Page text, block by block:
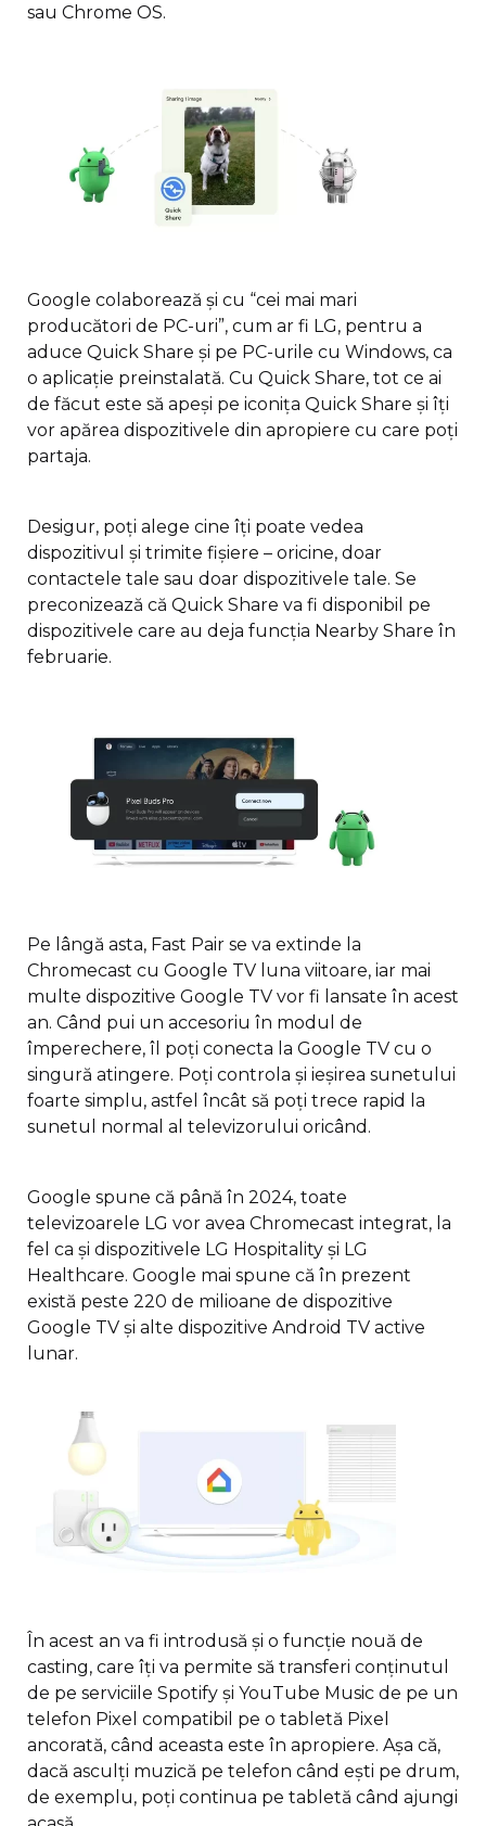
sau Chrome OS.
Google colaborează și cu “cei mai mari
producători de PC-uri”, cum ar fi LG, pentru a
aduce Quick Share și pe PC-urile cu Windows, ca
o aplicație preinstalată. Cu Quick Share, tot ce ai
de făcut este să apeși pe iconița Quick Share și îți
vor apărea dispozitivele din apropiere cu care poți
partaja.
Desigur, poți alege cine îți poate vedea
dispozitivul și trimite fișiere – oricine, doar
contactele tale sau doar dispozitivele tale. Se
preconizează că Quick Share va fi disponibil pe
dispozitivele care au deja funcția Nearby Share în
februarie.
Pe lângă asta, Fast Pair se va extinde la
Chromecast cu Google TV luna viitoare, iar mai
multe dispozitive Google TV vor fi lansate în acest
an. Când pui un accesoriu în modul de
împerechere, îl poți conecta la Google TV cu o
singură atingere. Poți controla și ieșirea sunetului
foarte simplu, astfel încât să poți trece rapid la
sunetul normal al televizorului oricând.
Google spune că până în 2024, toate
televizoarele LG vor avea Chromecast integrat, la
fel ca și dispozitivele LG Hospitality și LG
Healthcare. Google mai spune că în prezent
există peste 220 de milioane de dispozitive
Google TV și alte dispozitive Android TV active
lunar.
În acest an va fi introdusă și o funcție nouă de
casting, care îți va permite să transferi conținutul
de pe serviciile Spotify și YouTube Music de pe un
telefon Pixel compatibil pe o tabletă Pixel
ancorată, când aceasta este în apropiere. Așa că,
dacă asculți muzică pe telefon când ești pe drum,
de exemplu, poți continua pe tabletă când ajungi